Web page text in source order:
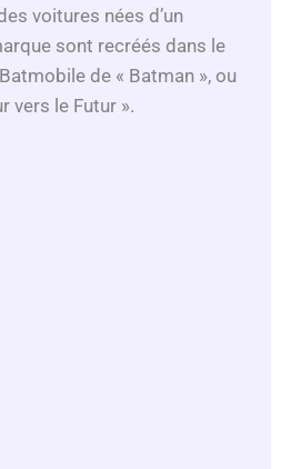
voitures nées d’un
sont recréés dans le
de « Batman », ou
vers le Futur ».